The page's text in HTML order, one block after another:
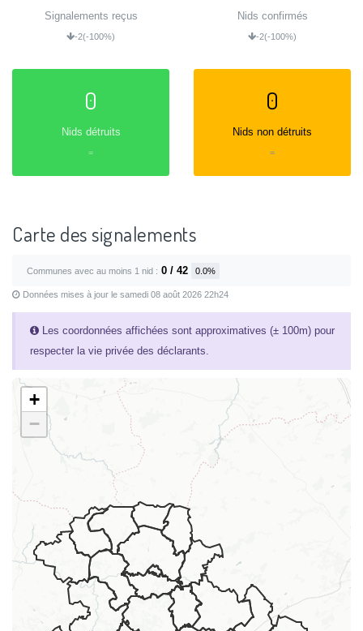
Signalements reçus
-2(-100%)
Nids confirmés
-2(-100%)
0
Nids détruits
=
0
Nids non détruits
=
Carte des signalements
Communes avec au moins 1 nid : 0 / 42 0.0%
Données mises à jour le samedi 08 août 2026 22h24
Les coordonnées affichées sont approximatives (± 100m) pour
respecter la vie privée des déclarants.
+
−